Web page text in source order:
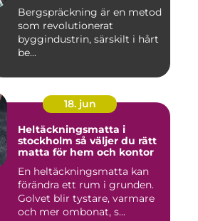
Bergspräckning är en metod
som revolutionerat
byggindustrin, särskilt i hårt
be...
18. jun
Heltäckningsmatta i
stockholm så väljer du rätt
matta för hem och kontor
En heltäckningsmatta kan
förändra ett rum i grunden.
Golvet blir tystare, varmare
och mer ombonat, s...